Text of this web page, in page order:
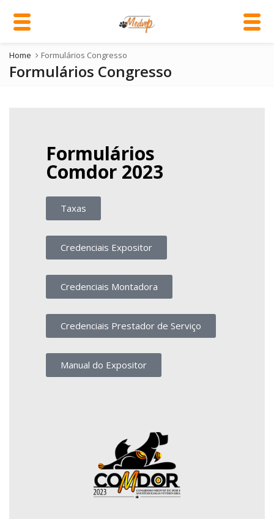
Home Formulários Congresso
Formulários Congresso
Formulários
Comdor 2023
Taxas
Credenciais Expositor
Credenciais Montadora
Credenciais Prestador de Serviço
Manual do Expositor